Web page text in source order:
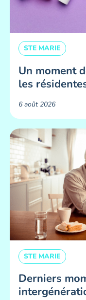
STE MARIE
Un moment
les
6 août 2026
STE MARIE
Derniers